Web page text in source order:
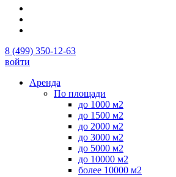
8 (499) 350-12-63
войти
Аренда
По площади
до 1000 м2
до 1500 м2
до 2000 м2
до 3000 м2
до 5000 м2
до 10000 м2
более 10000 м2